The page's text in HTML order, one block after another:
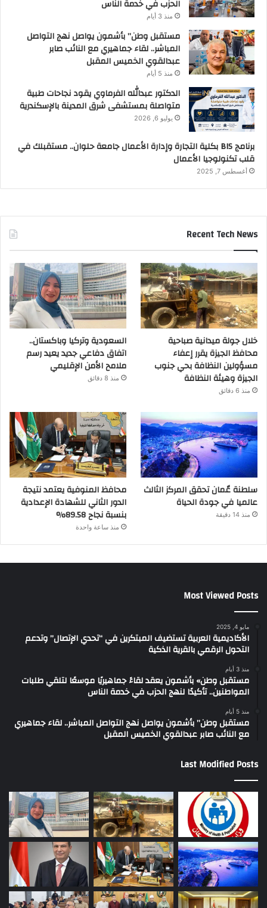
الحزب في خدمة الناس
منذ 3 أيام
مستقبل وطن” بأشمون يواصل نهج التواصل
المباشر.. لقاء جماهيري مع النائب صابر
عبدالقوي الخميس المقبل
منذ 5 أيام
الدكتور عبدالله الفرماوي يقود نجاحات طبية
متواصلة بمستشفى شرق المدينة بالإسكندرية
يوليو 6, 2026
برنامج BIS بكلية التجارة وإدارة الأعمال جامعة حلوان.. مستقبلك في
قلب تكنولوجيا الأعمال
أغسطس 7, 2025
Recent Tech News
خلال جولة ميدانية صباحية
محافظ الجيزة يقرر إعفاء
مسؤولين النظافة بحي جنوب
الجيزة وهيئة النظافة
منذ 6 دقائق
السعودية وتركيا وباكستان..
اتفاق دفاعي جديد يعيد رسم
ملامح الأمن الإقليمي
منذ 8 دقائق
سلطنة عٌمان تحقق المركز الثالث
عالميا في جودة الحياة
منذ 14 دقيقة
محافظ المنوفية يعتمد نتيجة
الدور الثاني للشهادة الإعدادية
بنسبة نجاح 89.58%
منذ ساعة واحدة
Most Viewed Posts
مايو 4, 2025
الأكاديمية العربية تستضيف المبتكرين في “تحدي الإتصال” وتدعم
التحول الرقمي بالقرية الذكية
منذ 3 أيام
مستقبل وطن» بأشمون يعقد لقاءً جماهيريًا موسعًا لتلقي طلبات
المواطنين.. تأكيدًا لنهج الحزب في خدمة الناس
منذ 5 أيام
مستقبل وطن” بأشمون يواصل نهج التواصل المباشر.. لقاء جماهيري
مع النائب صابر عبدالقوي الخميس المقبل
Last Modified Posts